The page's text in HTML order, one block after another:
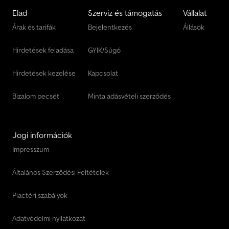
fordulókör 4600 mm, légkondicionáló automatikával, deluxe
fűthető vezetőülés deréktámasszal, bővített rádió Bluetooth
funkcióval, kihangosító, holttér tükör, fűthető visszapillantó tükör
kenőrendszer (Interlube), összecsukható LED figyelmeztető
168 szerint), opcionálisan 3. seprőkefe, adapterlap és magas
Aidsha
Elad
Árak és tarifák
Hirdetések feladása
Hirdetések kezelése
Bizalom pecsét
Szerviz és támogatás
Bejelentkezés
GYIK/Súgó
Kapcsolat
Minta adásvételi szerződés
Vállalat
Állások
Jogi információk
Impresszum
Általános Szerződési Feltételek
Piactéri szabályok
Adatvédelmi nyilatkozat